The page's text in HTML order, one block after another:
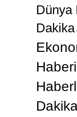
Dünya
Dakika
Haberi